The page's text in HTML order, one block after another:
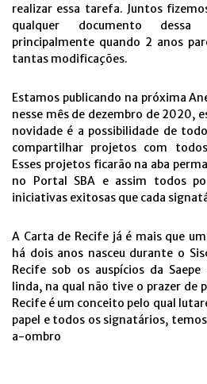
realizar essa tarefa. Juntos
qualquer documento dessa
principalmente quando 2 anos
tantas modificações.
Estamos publicando na próxima
nesse mês de dezembro de 2020,
novidade é a possibilidade de
compartilhar projetos com
Esses projetos ficarão na aba
no Portal SBA e assim todos
iniciativas exitosas que cada
A Carta de Recife já é mais que
há dois anos nasceu durante o
Recife sob os auspícios da
linda, na qual não tive o prazer de
Recife é um conceito pelo qual
papel e todos os signatários,
a-ombro